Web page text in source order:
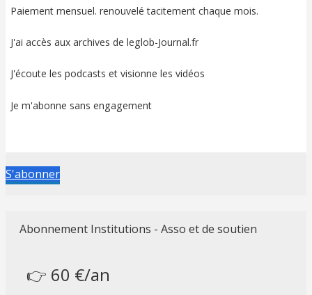
Paiement mensuel. renouvelé tacitement chaque mois.
J'ai accès aux archives de leglob-Journal.fr
J'écoute les podcasts et visionne les vidéos
Je m'abonne sans engagement
S'abonner
Abonnement Institutions - Asso et de soutien
👉 60 €/an